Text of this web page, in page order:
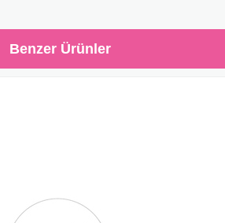
Benzer Ürünler